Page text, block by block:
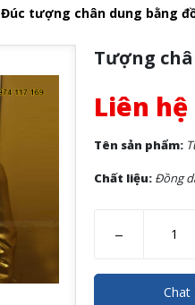
Đúc tượng chân dung bằng
Tượng
Liên hệ
Tên sản phẩm:
Chất liệu: Đồng
–
Chat